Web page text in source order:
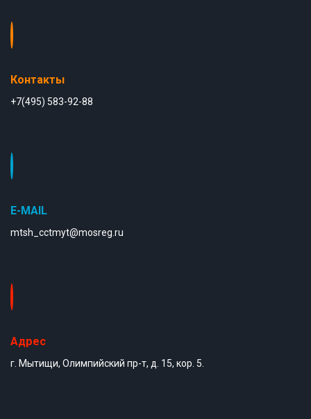
Контакты
+7(495) 583-92-88
E-MAIL
mtsh_cctmyt@mosreg.ru
Адрес
г. Мытищи, Олимпийский пр-т, д. 15, кор. 5.